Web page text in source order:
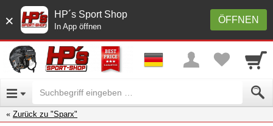
× ÖFFNEN
HP´s Sport Shop
In App öffnen
Zurück zu "Sparx"